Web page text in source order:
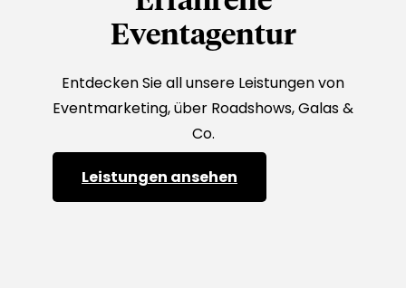
Eventagentur
Entdecken Sie all unsere Leistungen von
Eventmarketing, über Roadshows, Galas &
Co.
Leistungen ansehen